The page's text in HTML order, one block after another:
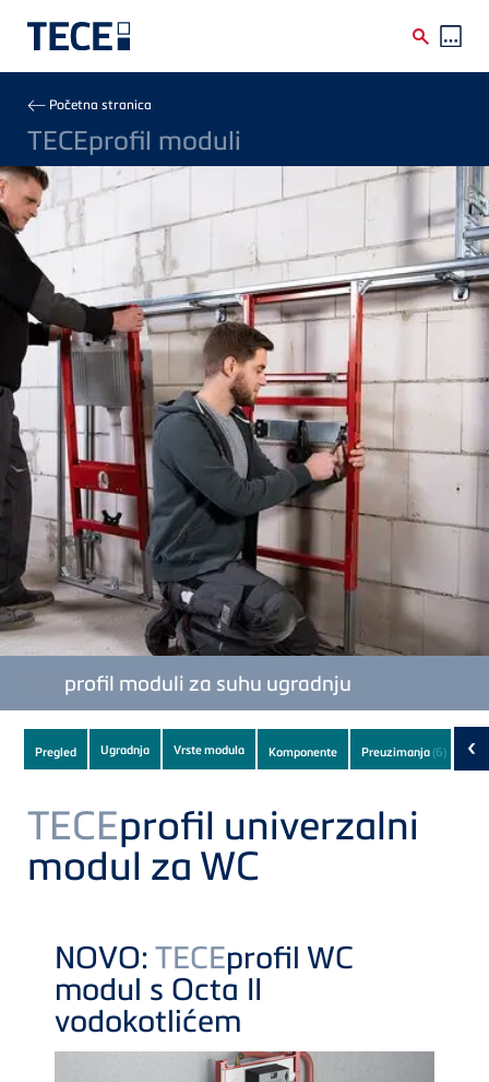
Breadcrumb
Početna stranica
TECEprofil moduli
profil moduli za suhu ugradnju
Subnavigation
of
current
Product
Pregled Ugradnja Vrste modula Komponente Preuzimanja(6) ‹
TECEprofil univerzalni
modul za WC
NOVO:TECEprofil WC
modul s Octa II
vodokotlićem